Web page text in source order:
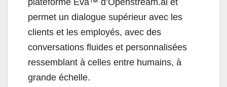
permet un dialogue supérieur avec les
clients et les employés, avec des
conversations fluides et personnalisées
ressemblant à celles entre humains, à
grande échelle.